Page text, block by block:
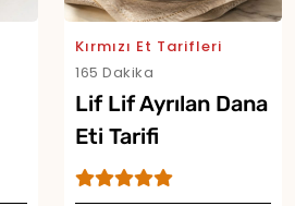
Kırmızı Et Tarifleri
165 Dakika
Lif Lif Ayrılan Dana
Eti Tarifi